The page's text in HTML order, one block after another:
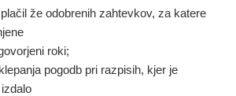
že odobrenih zahtevkov, za katere
roki;
pogodb pri razpisih, kjer je